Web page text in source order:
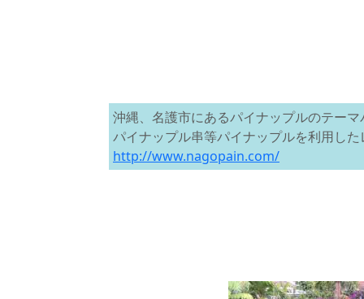
沖縄、名護市にあるパイナップルのテーマ
パイナップル串等パイナップルを利用し
http://www.nagopain.com/